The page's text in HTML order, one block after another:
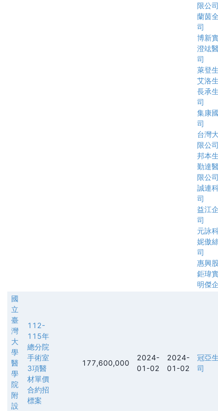
限公
蘭茵
司
博新
澄竑
司
萊登
艾洛
長承
司
集康
司
台灣
限公
邦本
勤達
限公
誠連
司
益江
司
元詠
妮傲
司
惠興
鉅瑋
明傑
國
立
臺
灣
大
學
醫
學
院
附
設
112-
115年
總分院
手術室
3項醫
材單價
合約招
標案
177,600,000
2024-
01-02
2024-
01-02
冠亞
司